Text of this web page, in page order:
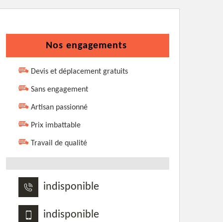
Nos engagements
Devis et déplacement gratuits
Sans engagement
Artisan passionné
Prix imbattable
Travail de qualité
indisponible
indisponible